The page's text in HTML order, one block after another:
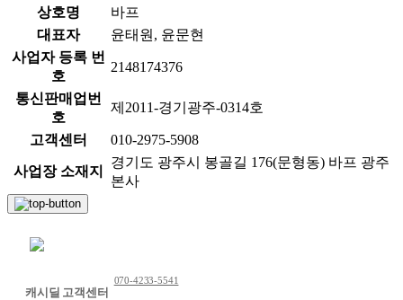
상호명
바프
대표자
윤태원, 윤문현
사업자 등록 번
호
2148174376
통신판매업번
호
제2011-경기광주-0314호
고객센터 010-2975-5908
사업장 소재지
경기도 광주시 봉골길 176(문형동) 바프 광주
본사
캐시딜 고객센터
070-4233-5541